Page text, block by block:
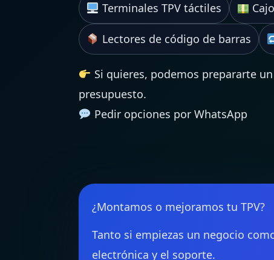
Terminales TPV táctiles
Lectores de código de barras
Si quieres, podemos prepararte
presupuesto.
Pedir opciones por WhatsApp
¿Montamos o mejoramos tu TPV?
Tanto si empiezas un negocio
electrónica y el soporte.